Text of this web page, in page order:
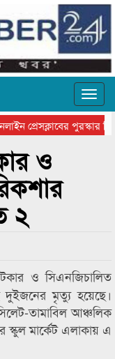
প্রেসক্লাবের পুরস্কার
কিশোর আহাদের খুনি
ও
২
ও সিএনজিচালিত
দুইজনের মৃত্যু হয়েছে।
তামাবিল আঞ্চলিক
স্কুল মার্কেট এলাকায় এ